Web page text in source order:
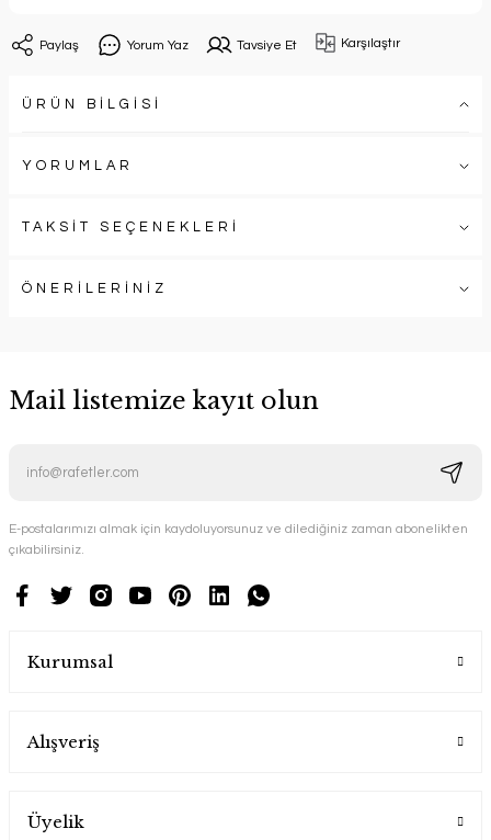
Paylaş Yorum Yaz Tavsiye Et Karşılaştır
ÜRÜN BİLGİSİ
YORUMLAR
TAKSİT SEÇENEKLERİ
ÖNERİLERİNİZ
Mail listemize kayıt olun
E-postalarımızı almak için kaydoluyorsunuz ve dilediğiniz zaman abonelikten
çıkabilirsiniz.
Kurumsal
Alışveriş
Üyelik